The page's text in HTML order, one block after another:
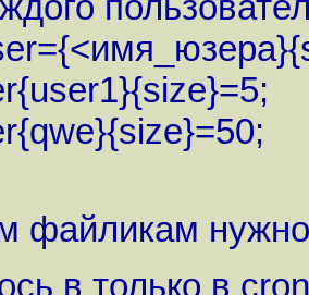
файликам
в только в